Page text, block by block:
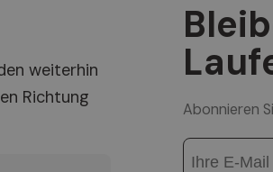
weiterhin
Richtung
Abonnieren